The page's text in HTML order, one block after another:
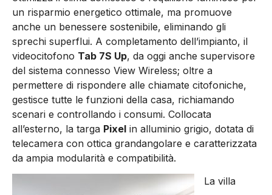
un risparmio energetico ottimale, ma promuove
anche un benessere sostenibile, eliminando gli
sprechi superflui. A completamento dell’impianto, il
videocitofono Tab 7S Up, da oggi anche supervisore
del sistema connesso View Wireless; oltre a
permettere di rispondere alle chiamate citofoniche,
gestisce tutte le funzioni della casa, richiamando
scenari e controllando i consumi. Collocata
all’esterno, la targa Pixel in alluminio grigio, dotata di
telecamera con ottica grandangolare e caratterizzata
da ampia modularità e compatibilità.
La villa